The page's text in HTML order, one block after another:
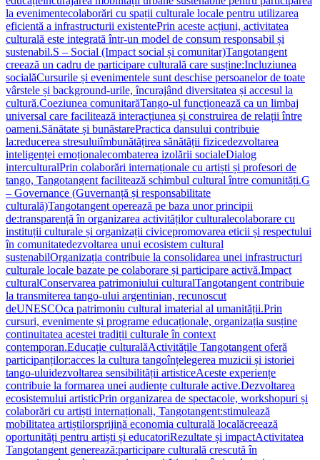
la evenimentecolaborări cu spații culturale locale pentru utilizarea
eficientă a infrastructurii existentePrin aceste acțiuni, activitatea
culturală este integrată într-un model de consum responsabil și
sustenabil.S – Social (Impact social și comunitar)Tangotangent
creează un cadru de participare culturală care susține:Incluziunea
socialăCursurile și evenimentele sunt deschise persoanelor de toate
vârstele și background-urile, încurajând diversitatea și accesul la
cultură.Coeziunea comunitarăTango-ul funcționează ca un limbaj
universal care facilitează interacțiunea și construirea de relații între
oameni.Sănătate și bunăstarePractica dansului contribuie
la:reducerea stresuluiîmbunătățirea sănătății fizicedezvoltarea
inteligenței emoționalecombaterea izolării socialeDialog
interculturalPrin colaborări internaționale cu artiști și profesori de
tango, Tangotangent facilitează schimbul cultural între comunități.G
– Governance (Guvernanță și responsabilitate
culturală)Tangotangent operează pe baza unor principii
de:transparență în organizarea activităților culturalecolaborare cu
instituții culturale și organizații civicepromovarea eticii și respectului
în comunitatedezvoltarea unui ecosistem cultural
sustenabilOrganizația contribuie la consolidarea unei infrastructuri
culturale locale bazate pe colaborare și participare activă.Impact
culturalConservarea patrimoniului culturalTangotangent contribuie
la transmiterea tango-ului argentinian, recunoscut
deUNESCOca patrimoniu cultural imaterial al umanității.Prin
cursuri, evenimente și programe educaționale, organizația susține
continuitatea acestei tradiții culturale în context
contemporan.Educație culturalăActivitățile Tangotangent oferă
participanților:acces la cultura tangoînțelegerea muzicii și istoriei
tango-uluidezvoltarea sensibilității artisticeAceste experiențe
contribuie la formarea unei audiențe culturale active.Dezvoltarea
ecosistemului artisticPrin organizarea de spectacole, workshopuri și
colaborări cu artiști internaționali, Tangotangent:stimulează
mobilitatea artiștilorsprijină economia culturală localăcreează
oportunități pentru artiști și educatoriRezultate și impactActivitatea
Tangotangent generează:participare culturală crescută în